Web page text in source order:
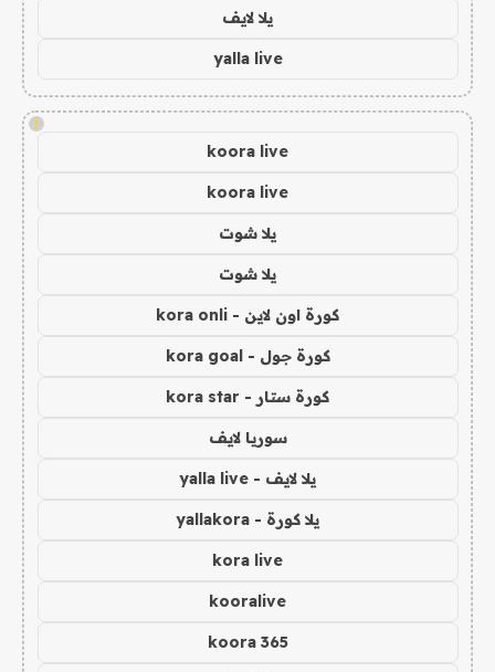
يلا لايف
yalla live
!
koora live
koora live
يلا شوت
يلا شوت
كورة اون لاين - kora onli
كورة جول - kora goal
كورة ستار - kora star
سوريا لايف
يلا لايف - yalla live
يلا كورة - yallakora
kora live
kooralive
koora 365